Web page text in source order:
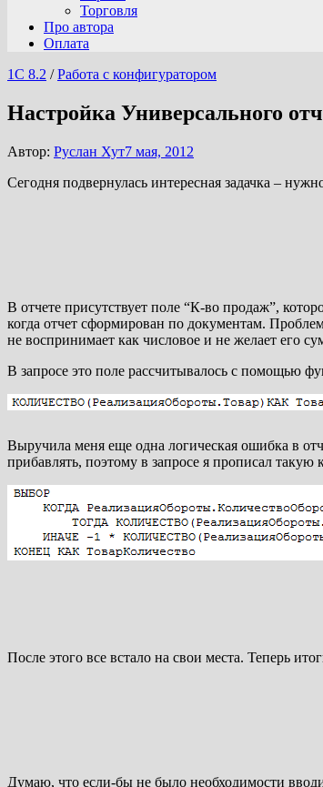
Торговля
Про автора
Оплата
1С 8.2 /Работа с конфигуратором
Настройка Универсального
Автор: Руслан Хут7 мая, 2012
Сегодня подвернулась интересная задачка –
В отчете присутствует поле “К-во продаж”,
когда отчет сформирован по документам.
не воспринимает как числовое и не желает его
В запросе это поле рассчитывалось с
Выручила меня еще одна логическая ошибка в
прибавлять, поэтому в запросе я прописал такую
После этого все встало на свои места. Теперь
Думаю, что если-бы не было необходимости